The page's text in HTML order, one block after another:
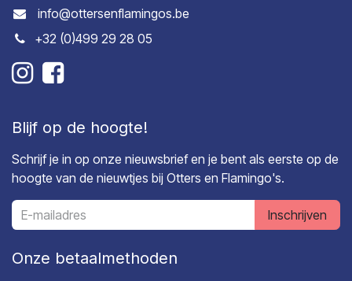
info@ottersenflamingos.be
+32 (0)499 29 28 05
Blijf op de hoogte!
Schrijf je in op onze nieuwsbrief en je bent als eerste op de
hoogte van de nieuwtjes bij Otters en Flamingo's.
Inschrijven
Onze betaalmethoden